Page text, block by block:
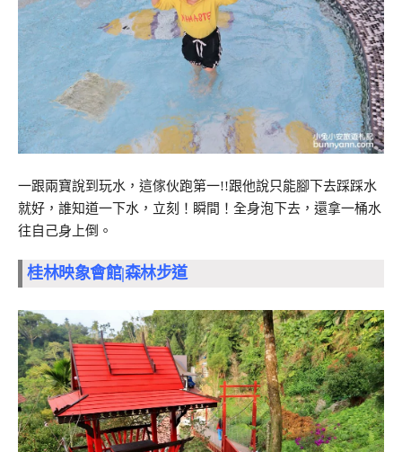
一跟兩寶說到玩水，這傢伙跑第一!!跟他說只能腳下去踩踩水
就好，誰知道一下水，立刻！瞬間！全身泡下去，還拿一桶水
往自己身上倒。
桂林映象會館|森林步道